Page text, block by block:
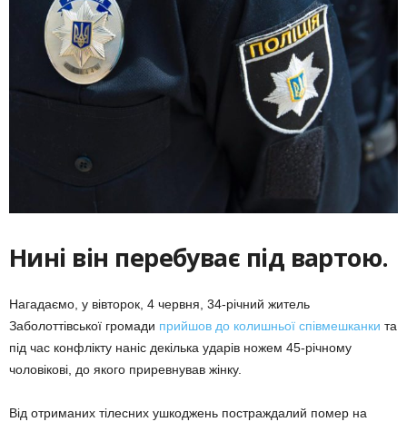
Нині він перебуває під вартою.
Нагадаємо, у вівторок, 4 червня, 34-річний житель
Заболоттівської громади прийшов до колишньої співмешканки та
під час конфлікту наніс декілька ударів ножем 45-річному
чоловікові, до якого приревнував жінку.
Від отриманих тілесних ушкоджень постраждалий помер на